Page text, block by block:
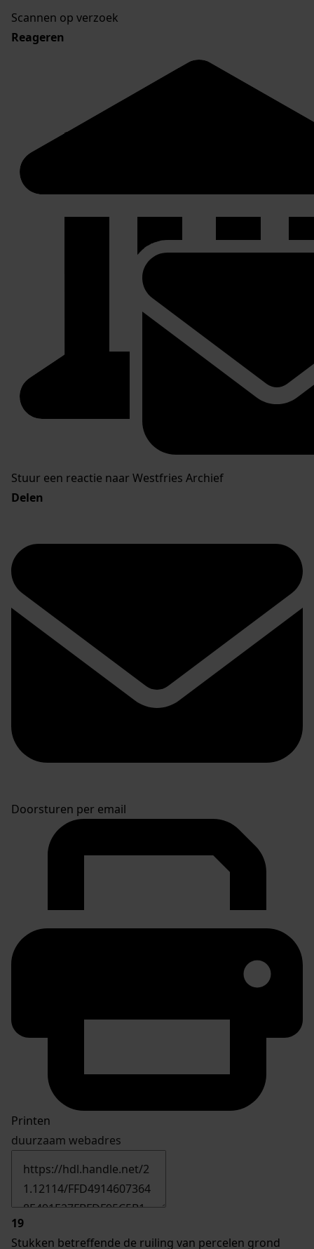
Scannen op verzoek
Reageren
Stuur een reactie naar Westfries Archief
Delen
Doorsturen per email
Printen
duurzaam webadres
19
Stukken betreffende de ruiling van percelen grond